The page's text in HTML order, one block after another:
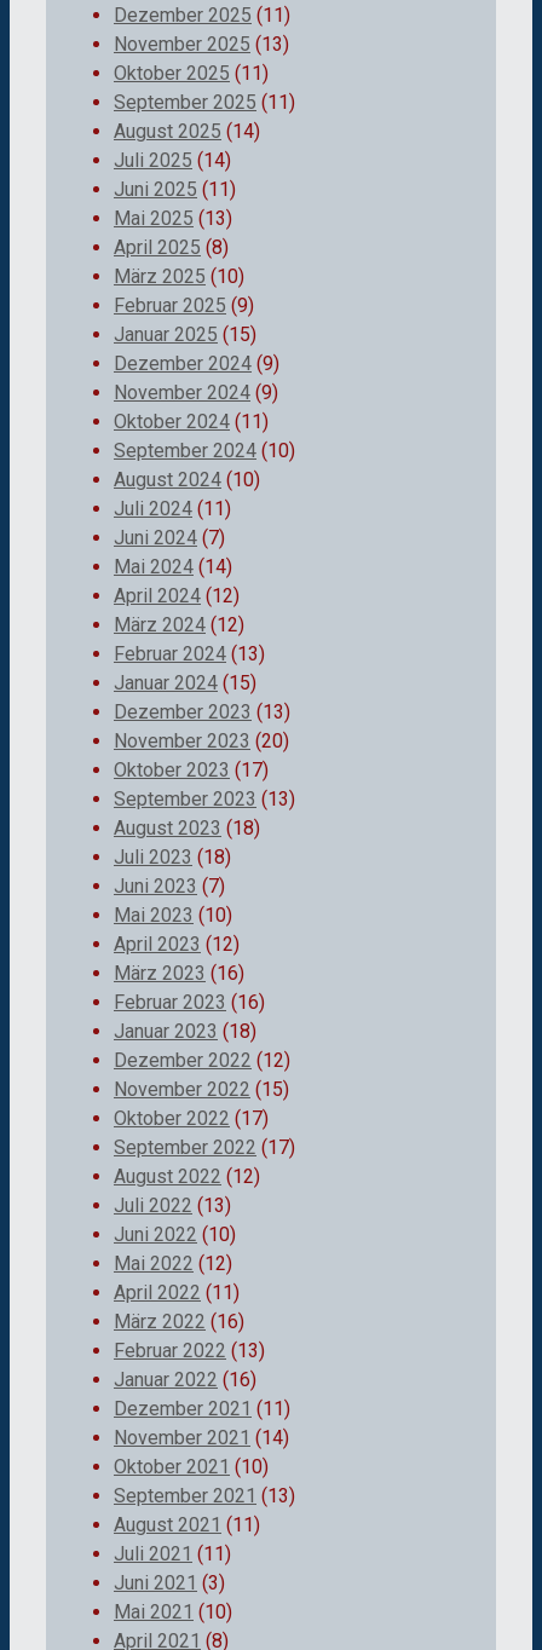
Dezember 2025 (11)
November 2025 (13)
Oktober 2025 (11)
September 2025 (11)
August 2025 (14)
Juli 2025 (14)
Juni 2025 (11)
Mai 2025 (13)
April 2025 (8)
März 2025 (10)
Februar 2025 (9)
Januar 2025 (15)
Dezember 2024 (9)
November 2024 (9)
Oktober 2024 (11)
September 2024 (10)
August 2024 (10)
Juli 2024 (11)
Juni 2024 (7)
Mai 2024 (14)
April 2024 (12)
März 2024 (12)
Februar 2024 (13)
Januar 2024 (15)
Dezember 2023 (13)
November 2023 (20)
Oktober 2023 (17)
September 2023 (13)
August 2023 (18)
Juli 2023 (18)
Juni 2023 (7)
Mai 2023 (10)
April 2023 (12)
März 2023 (16)
Februar 2023 (16)
Januar 2023 (18)
Dezember 2022 (12)
November 2022 (15)
Oktober 2022 (17)
September 2022 (17)
August 2022 (12)
Juli 2022 (13)
Juni 2022 (10)
Mai 2022 (12)
April 2022 (11)
März 2022 (16)
Februar 2022 (13)
Januar 2022 (16)
Dezember 2021 (11)
November 2021 (14)
Oktober 2021 (10)
September 2021 (13)
August 2021 (11)
Juli 2021 (11)
Juni 2021 (3)
Mai 2021 (10)
April 2021 (8)